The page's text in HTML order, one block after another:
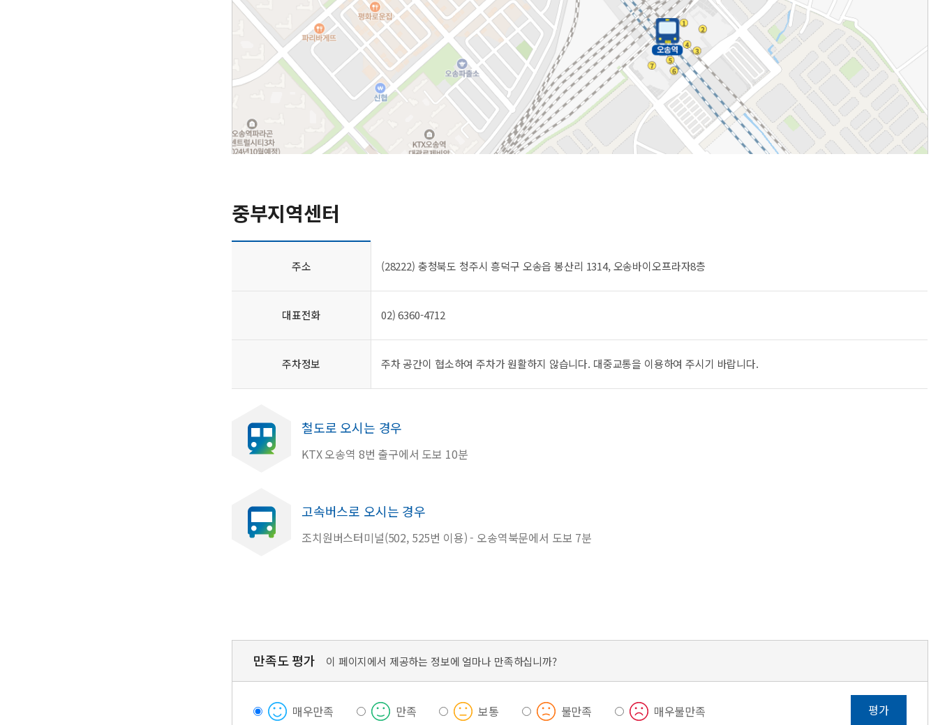
중부지역센터
주소 (28222) 충청북도 청주시 흥덕구 오송읍 봉산리 1314, 오송바이오프라자8층
대표전화 02) 6360-4712
주차정보 주차 공간이 협소하여 주차가 원활하지 않습니다. 대중교통을 이용하여 주시기 바랍니다.
철도로 오시는 경우
KTX 오송역 8번 출구에서 도보 10분
고속버스로 오시는 경우
조치원버스터미널(502, 525번 이용) - 오송역북문에서 도보 7분
만족도 평가 이 페이지에서 제공하는 정보에 얼마나 만족하십니까?
매우만족 만족 보통 불만족 매우불만족 평가